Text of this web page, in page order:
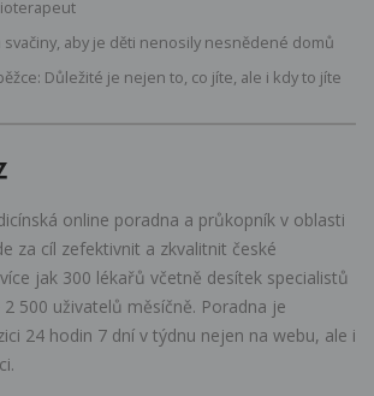
svačiny, aby je děti nenosily nesnědené domů
Důležité je nejen to, co jíte, ale i kdy to jíte
online poradna a průkopník v oblasti
za cíl zefektivnit a zkvalitnit české
jak 300 lékařů včetně desítek specialistů
500 uživatelů měsíčně. Poradna je
24 hodin 7 dní v týdnu nejen na webu, ale i